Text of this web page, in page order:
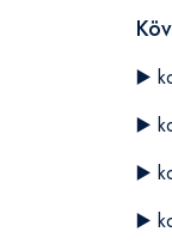
▶️
▶️
▶️
▶️